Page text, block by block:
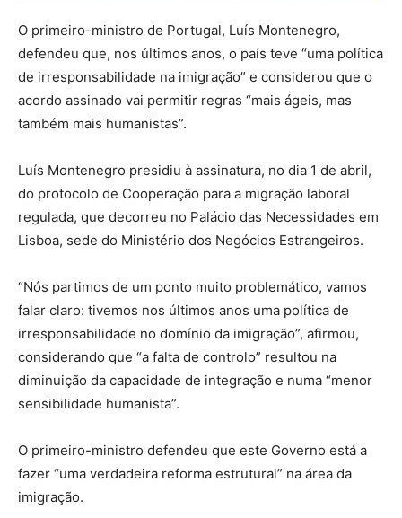
O primeiro-ministro de Portugal, Luís Montenegro,
defendeu que, nos últimos anos, o país teve “uma política
de irresponsabilidade na imigração” e considerou que o
acordo assinado vai permitir regras “mais ágeis, mas
também mais humanistas”.
Luís Montenegro presidiu à assinatura, no dia 1 de abril,
do protocolo de Cooperação para a migração laboral
regulada, que decorreu no Palácio das Necessidades em
Lisboa, sede do Ministério dos Negócios Estrangeiros.
“Nós partimos de um ponto muito problemático, vamos
falar claro: tivemos nos últimos anos uma política de
irresponsabilidade no domínio da imigração”, afirmou,
considerando que “a falta de controlo” resultou na
diminuição da capacidade de integração e numa “menor
sensibilidade humanista”.
O primeiro-ministro defendeu que este Governo está a
fazer “uma verdadeira reforma estrutural” na área da
imigração.